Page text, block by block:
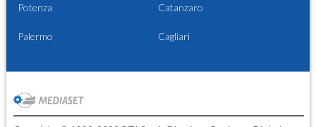
Potenza Catanzaro
Palermo Cagliari